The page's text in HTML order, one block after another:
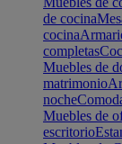
de cocina
cocina
completas
Muebles de
matrimonio
noche
Muebles de
escritorio